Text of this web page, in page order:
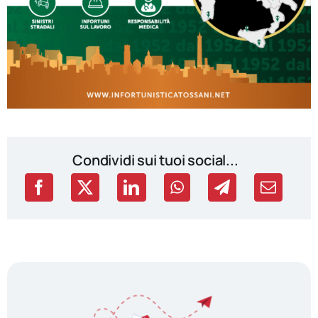
Condividi sui tuoi social...